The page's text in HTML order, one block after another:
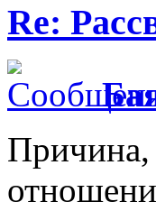
Re:
Причина,